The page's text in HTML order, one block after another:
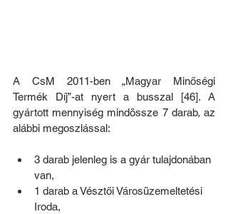
A CsM 2011-ben „Magyar Minőségi
Termék Díj”-at nyert a busszal [46]. A
gyártott mennyiség mindössze 7 darab, az
alábbi megoszlással:
3 darab jelenleg is a gyár tulajdonában
van,
1 darab a Vésztői Városüzemeltetési
Iroda,